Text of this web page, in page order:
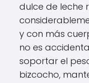
dulce de leche
y con más
no es
soportar el
bizcocho,